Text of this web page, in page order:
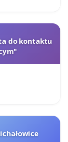
S7
lecz
powinna
z
ok. 50
tysięcy
do kontaktu